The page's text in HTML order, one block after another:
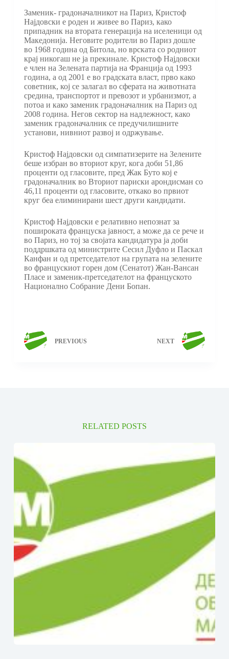
Заменик- градоначалникот на Париз, Кристоф
Најдовски е роден и живее во Париз, како
припадник на втората генерација на иселеници од
Македонија. Неговите родители во Париз дошле
во 1968 година од Битола, но врската со родниот
крај никогаш не ја прекинале. Кристоф Најдовски
е член на Зелената партија на Франција од 1993
година, а од 2001 е во градската власт, прво како
советник, кој се залагал во сферата на животната
средина, транспортот и превозот и урбанизмот, а
потоа и како заменик градоначалник на Париз од
2008 година. Негов сектор на надлежност, како
заменик градоначалник се предучилишните
установи, нивниот развој и одржување.
Кристоф Најдовски од симпатизерите на Зелените
беше избран во вториот круг, кога доби 51,86
проценти од гласовите, пред Жак Буто кој е
градоначалник во Вториот париски арондисман со
46,11 проценти од гласовите, откако во првиот
круг беа елиминирани шест други кандидати.
Кристоф Најдовски е релативно непознат за
пошироката француска јавност, а може да се рече и
во Париз, но тој за својата кандидатура ја доби
поддршката од министрите Сесил Дуфло и Паскал
Канфан и од претседателот на групата на зелените
во францускиот горен дом (Сенатот) Жан-Вансан
Пласе и заменик-претседателот на француското
Национално Собрание Дени Бопан.
PREVIOUS NEXT
RELATED POSTS